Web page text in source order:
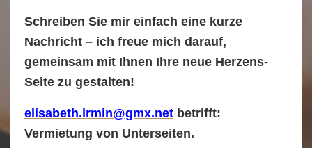
Schreiben Sie mir einfach eine kurze
Nachricht – ich freue mich darauf,
gemeinsam mit Ihnen Ihre neue Herzens-
Seite zu gestalten!
elisabeth.irmin@gmx.net betrifft:
Vermietung von Unterseiten.